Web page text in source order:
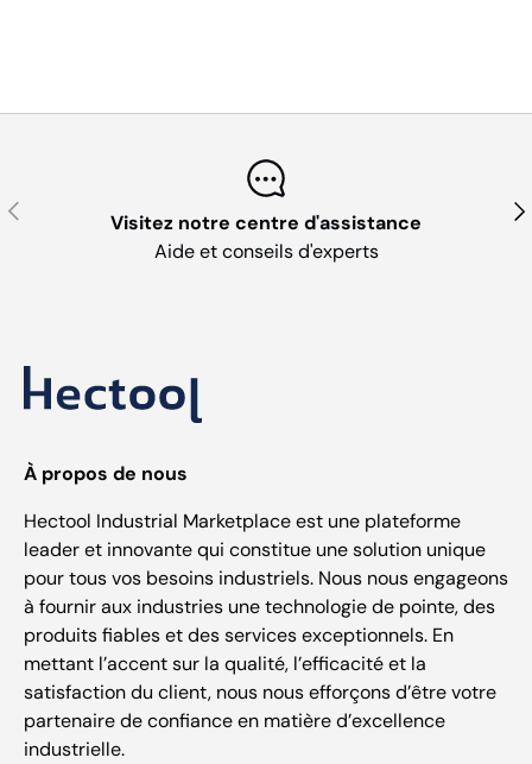
Précédent
Visitez notre centre d'assistance
Aide et conseils d'experts
À propos de nous
Hectool Industrial Marketplace est une plateforme
leader et innovante qui constitue une solution unique
pour tous vos besoins industriels. Nous nous engageons
à fournir aux industries une technologie de pointe, des
produits fiables et des services exceptionnels. En
mettant l’accent sur la qualité, l’efficacité et la
satisfaction du client, nous nous efforçons d’être votre
partenaire de confiance en matière d’excellence
industrielle.